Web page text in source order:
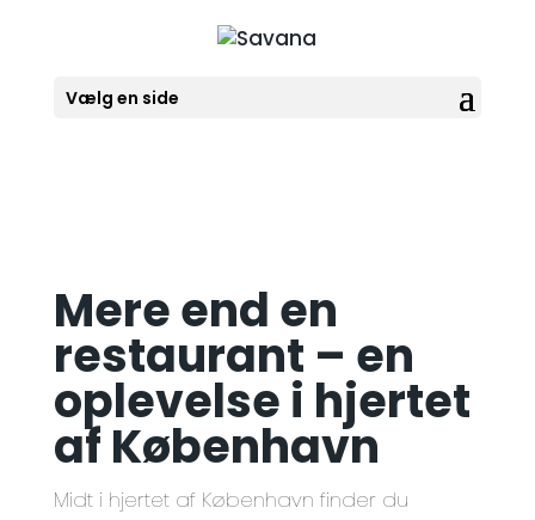
Vælg en side
Mere end en
restaurant – en
oplevelse i hjertet
af København
Midt i hjertet af København finder du